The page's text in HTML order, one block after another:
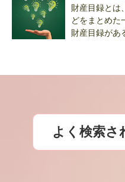
財産目録とは
どをまとめた
財産目録があ
よく検索さ